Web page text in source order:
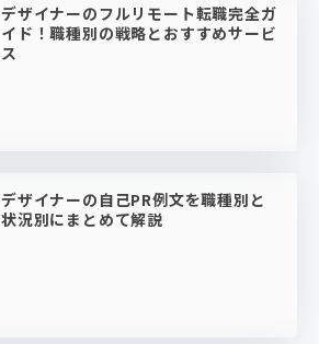
デザイナーのフルリモート転職完全ガ
イド！職種別の戦略とおすすめサービ
ス
デザイナーの自己PR例文を職種別と
状況別にまとめて解説